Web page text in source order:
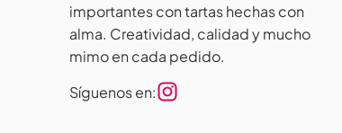
importantes con tartas hechas con
alma. Creatividad, calidad y mucho
mimo en cada pedido.
Síguenos en: